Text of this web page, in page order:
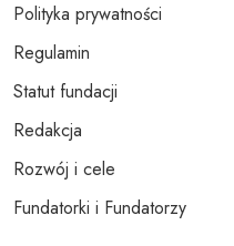
Polityka prywatności
Regulamin
Statut fundacji
Redakcja
Rozwój i cele
Fundatorki i Fundatorzy